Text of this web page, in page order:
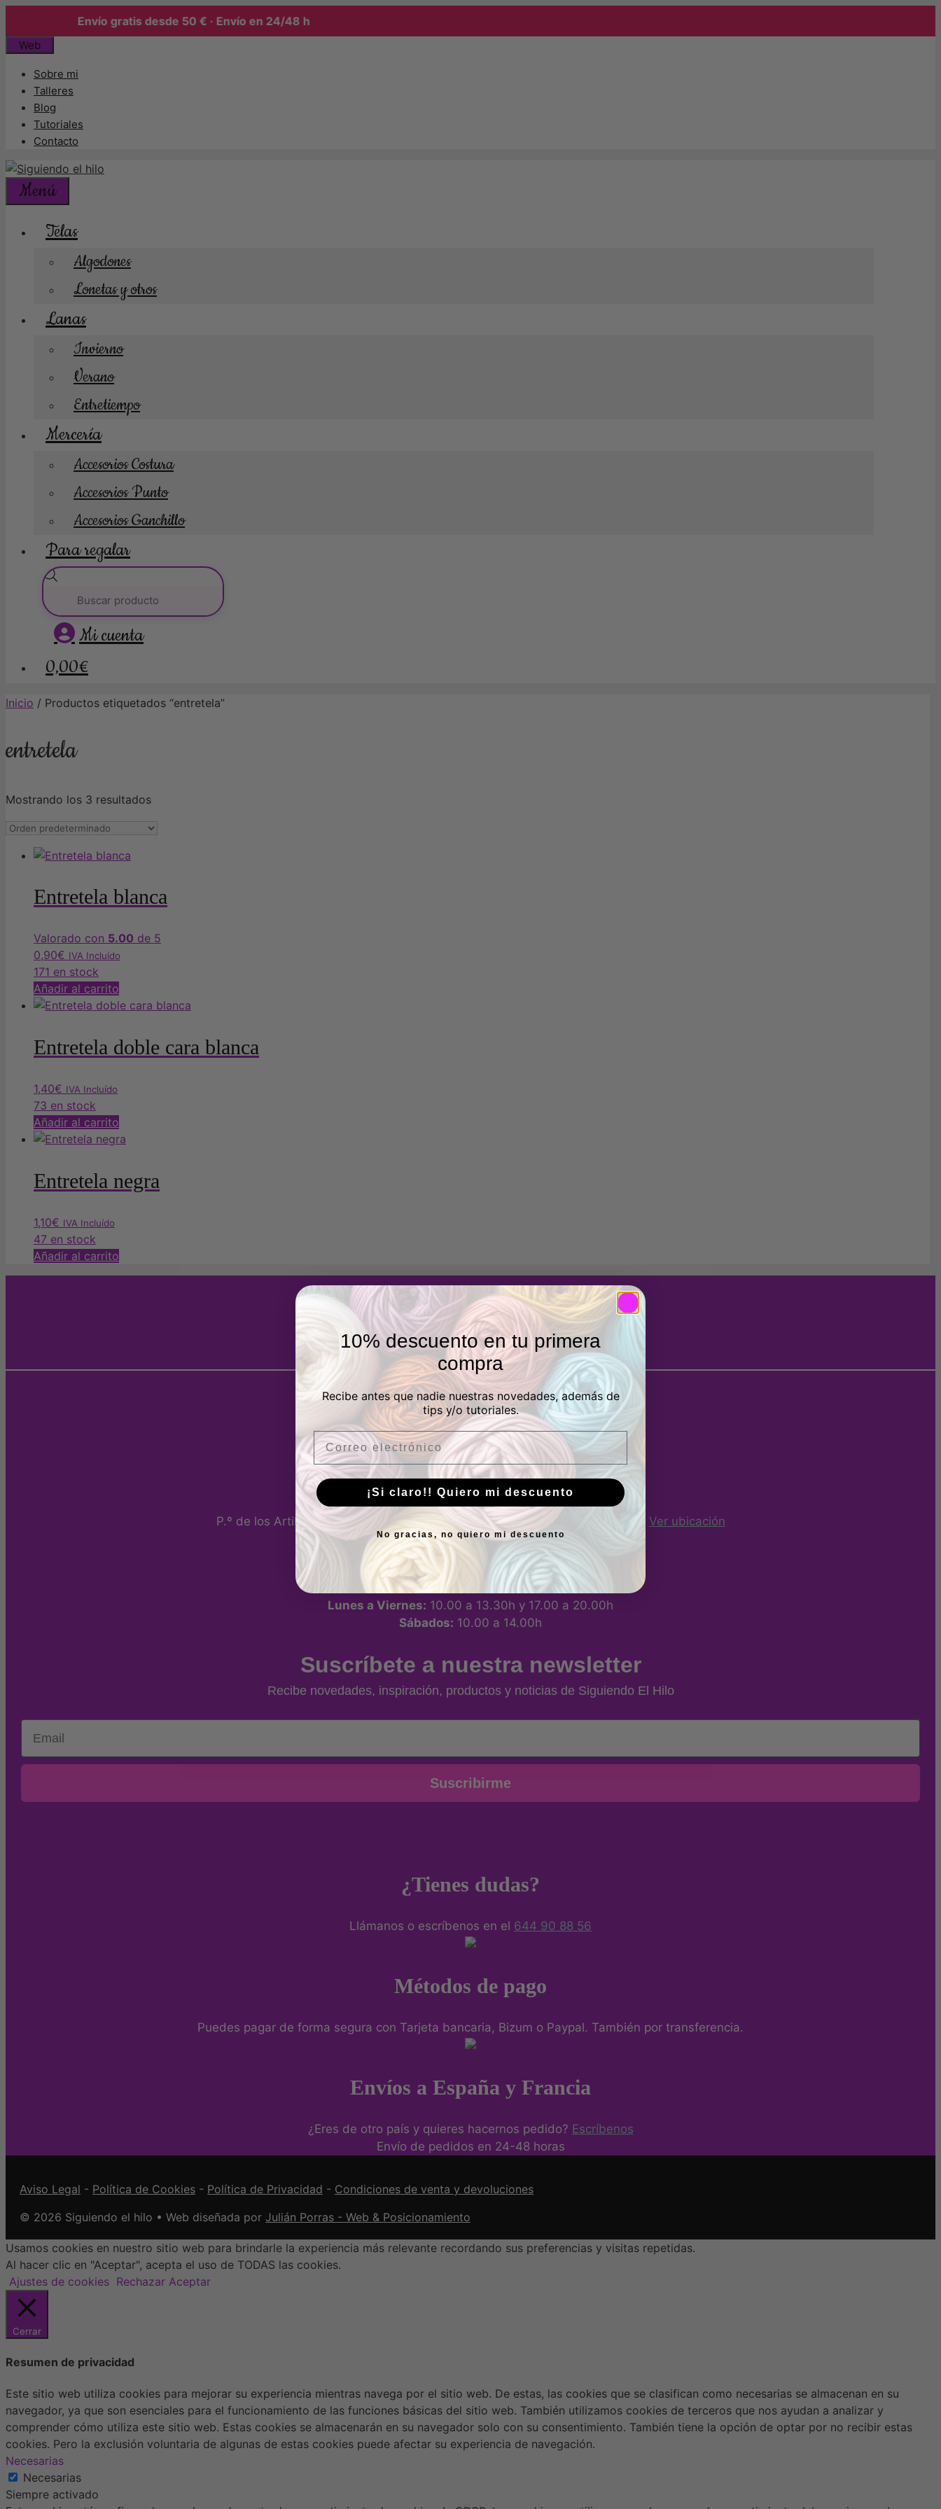
Envío gratis desde 50 € · Envío en 24/48 h
Saltar
contenido
Web
Sobre mi
Talleres
Blog
Tutoriales
Contacto
Menú
Telas
Algodones
Lonetas y otros
Lanas
Invierno
Verano
Entretiempo
Mercería
Accesorios Costura
Accesorios Punto
Accesorios Ganchillo
Para regalar
Mi cuenta
0,00€
Inicio / Productos etiquetados “entretela”
entretela
Mostrando los 3 resultados
Entretela blanca
Valorado con 5.00 de 5
0,90€ IVA Incluído
171 en stock
Añadir al carrito
Entretela doble cara blanca
1,40€ IVA Incluído
73 en stock
Añadir al carrito
Entretela negra
1,10€ IVA Incluído
47 en stock
Añadir al carrito
Siguiendo el hilo
Tienda de telas y lanas en Madrid
Tienda autorizada Katia
Facebook
Instagram
Pinterest
Twitter
LinkedIn
Tienda física
P.º de los Artilleros, 21 Posterior, Local 1, Vicálvaro, 28032 Madrid, España - Ver ubicación
Horario
Lunes a Viernes: 10.00 a 13.30h y 17.00 a 20.00h
Sábados: 10.00 a 14.00h
Suscríbete a nuestra newsletter
Recibe novedades, inspiración, productos y noticias de Siguiendo El Hilo
Email
Suscribirme
¿Tienes dudas?
Llámanos o escríbenos en el 644 90 88 56
Métodos de pago
Puedes pagar de forma segura con Tarjeta bancaria, Bizum o Paypal. También por transferencia.
Envíos a España y Francia
¿Eres de otro país y quieres hacernos pedido? Escríbenos
Envío de pedidos en 24-48 horas
Aviso Legal - Política de Cookies - Política de Privacidad - Condiciones de venta y devoluciones
© 2026 Siguiendo el hilo • Web diseñada por Julián Porras - Web & Posicionamiento
Usamos cookies en nuestro sitio web para brindarle la experiencia más relevante recordando sus preferencias y visitas repetidas.
Al hacer clic en "Aceptar", acepta el uso de TODAS las cookies.
Ajustes de cookies Rechazar Aceptar
Cerrar
Resumen de privacidad
Este sitio web utiliza cookies para mejorar su experiencia mientras navega por el sitio web. De estas, las cookies que se clasifican como necesarias se almacenan en su
navegador, ya que son esenciales para el funcionamiento de las funciones básicas del sitio web. También utilizamos cookies de terceros que nos ayudan a analizar y
comprender cómo utiliza este sitio web. Estas cookies se almacenarán en su navegador solo con su consentimiento. También tiene la opción de optar por no recibir estas
cookies. Pero la exclusión voluntaria de algunas de estas cookies puede afectar su experiencia de navegación.
Necesarias
Necesarias
Siempre activado
10% descuento en tu primera
compra
Recibe antes que nadie nuestras novedades, además de
tips y/o tutoriales.
Email
¡Si claro!! Quiero mi descuento
No gracias, no quiero mi descuento